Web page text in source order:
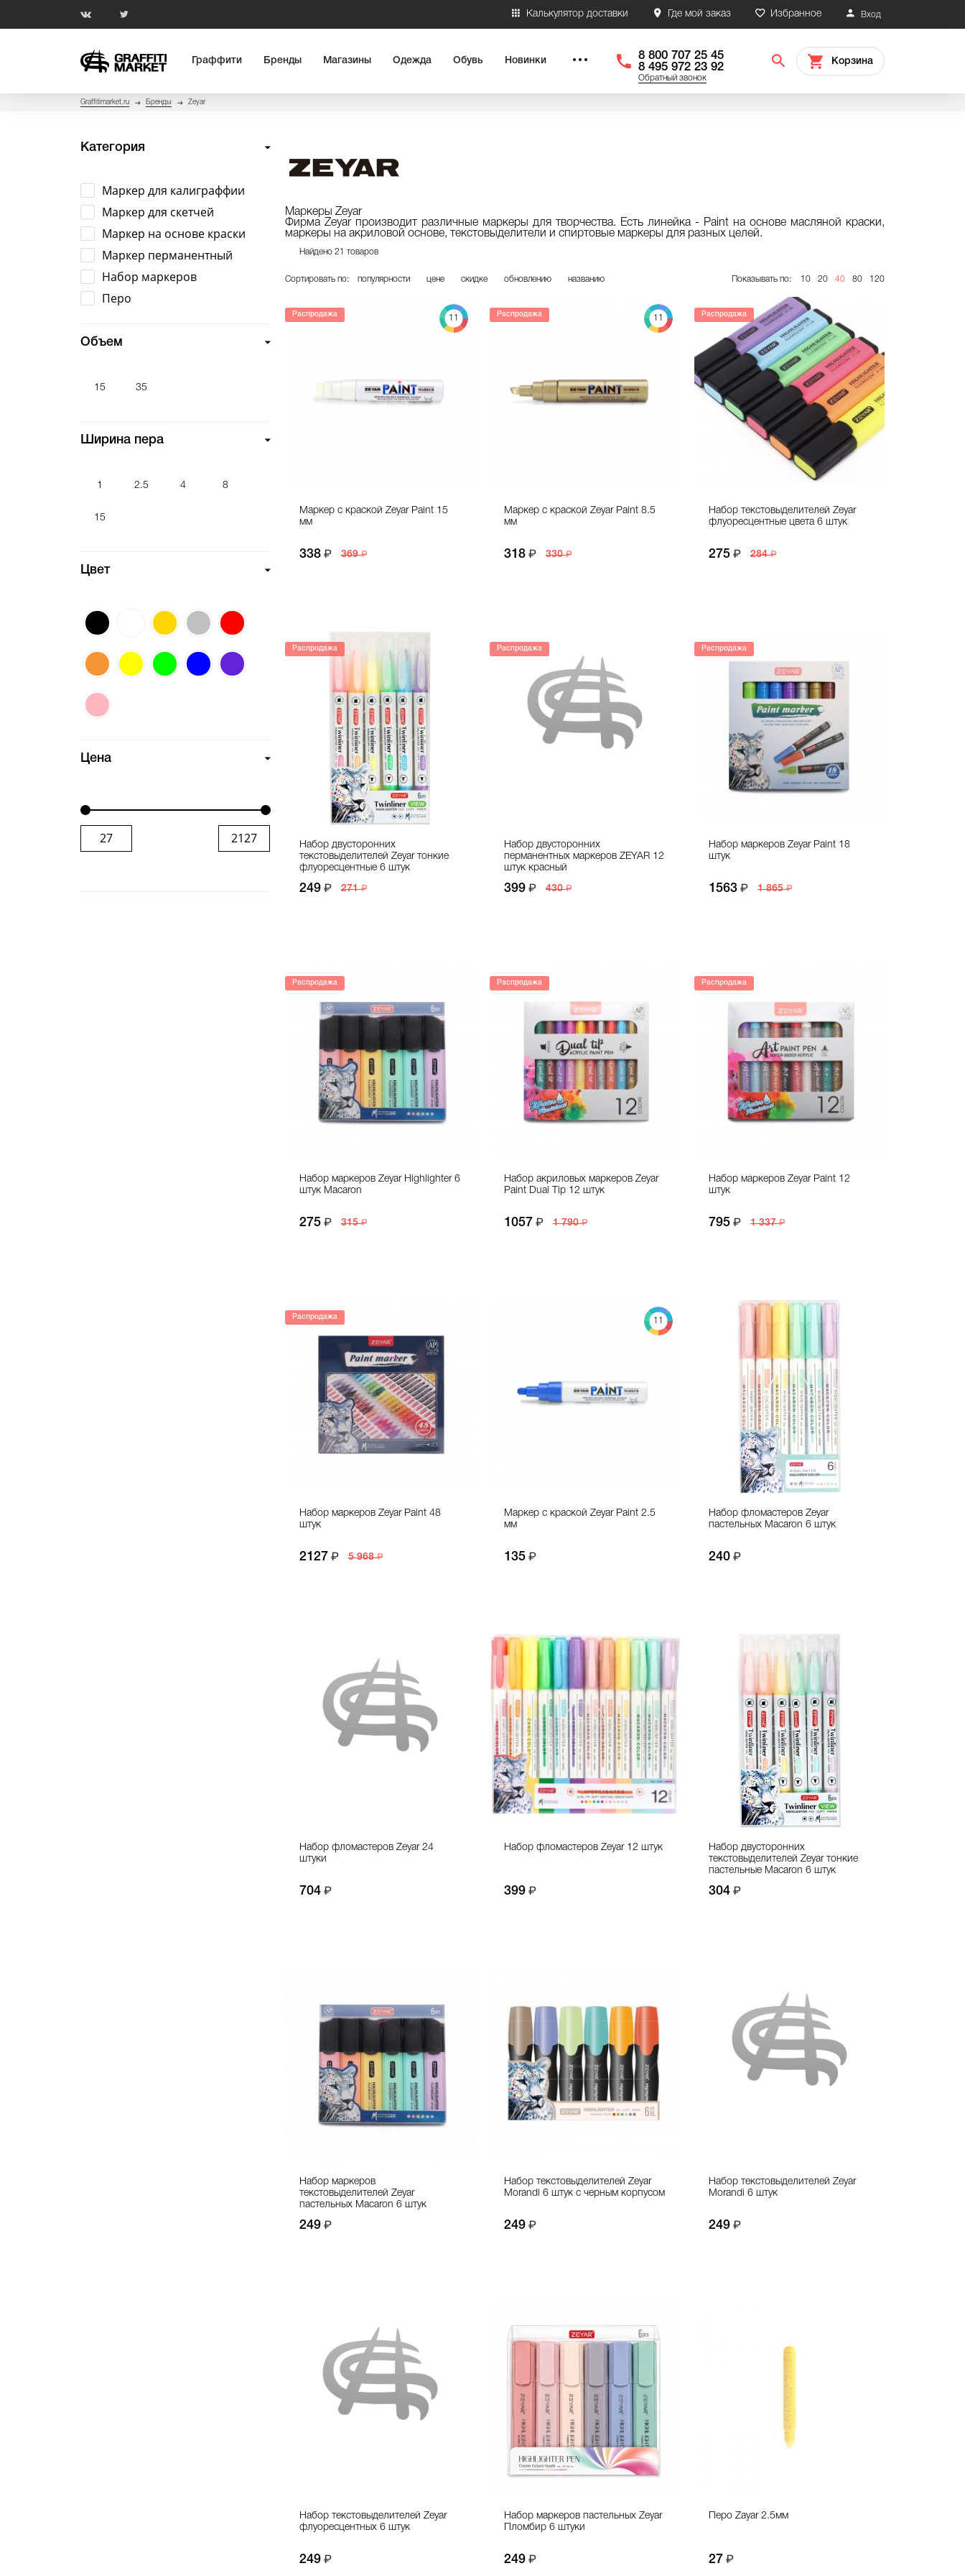
Вход
Избранное
Где мой заказ
Калькулятор доставки
Граффити Бренды Магазины Одежда Обувь Новинки
8 800 707 25 45
8 495 972 23 92
Обратный звонок
Корзина
Graffitimarket.ru Бренды Zeyar
Категория
Маркер для калиграффии
Маркер для скетчей
Маркер на основе краски
Маркер перманентный
Набор маркеров
Перо
Объем
15 35
Ширина пера
1 2.5 4 8
15
Цвет
Цена
Маркеры Zeyar
Фирма Zeyar производит различные маркеры для творчества. Есть линейка - Paint на основе масляной краски,
маркеры на акриловой основе, текстовыделители и спиртовые маркеры для разных целей.
Найдено 21 товаров
Сортировать по: популярности цене скидке обновлению названию Показывать по: 10 20 40 80 120
11
Распродажа
Маркер с краской Zeyar Paint 15
мм
338 369
11
Распродажа
Маркер с краской Zeyar Paint 8.5
мм
318 330
Распродажа
Набор текстовыделителей Zeyar
флуоресцентные цвета 6 штук
275 284
Распродажа
Набор двусторонних
текстовыделителей Zeyar тонкие
флуоресцентные 6 штук
249 271
Распродажа
Набор двусторонних
перманентных маркеров ZEYAR 12
штук красный
399 430
Распродажа
Набор маркеров Zeyar Paint 18
штук
1563 1 865
Распродажа
Набор маркеров Zeyar Highlighter 6
штук Macaron
275 315
Распродажа
Набор акриловых маркеров Zeyar
Paint Dual Tip 12 штук
1057 1 790
Распродажа
Набор маркеров Zeyar Paint 12
штук
795 1 337
Распродажа
Набор маркеров Zeyar Paint 48
штук
2127 5 968
11
Маркер с краской Zeyar Paint 2.5
мм
135
Набор фломастеров Zeyar
пастельных Macaron 6 штук
240
Набор фломастеров Zeyar 24
штуки
704
Набор фломастеров Zeyar 12 штук
399
Набор двусторонних
текстовыделителей Zeyar тонкие
пастельные Macaron 6 штук
304
Набор маркеров
текстовыделителей Zeyar
пастельных Macaron 6 штук
249
Набор текстовыделителей Zeyar
Morandi 6 штук с черным корпусом
249
Набор текстовыделителей Zeyar
Morandi 6 штук
249
Набор текстовыделителей Zeyar
флуоресцентных 6 штук
249
Набор маркеров пастельных Zeyar
Пломбир 6 штуки
249
Перо Zayar 2.5мм
27